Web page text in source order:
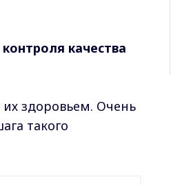
качества
здоровьем. Очень
такого